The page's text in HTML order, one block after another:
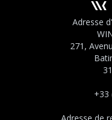
Adresse
271,
+33